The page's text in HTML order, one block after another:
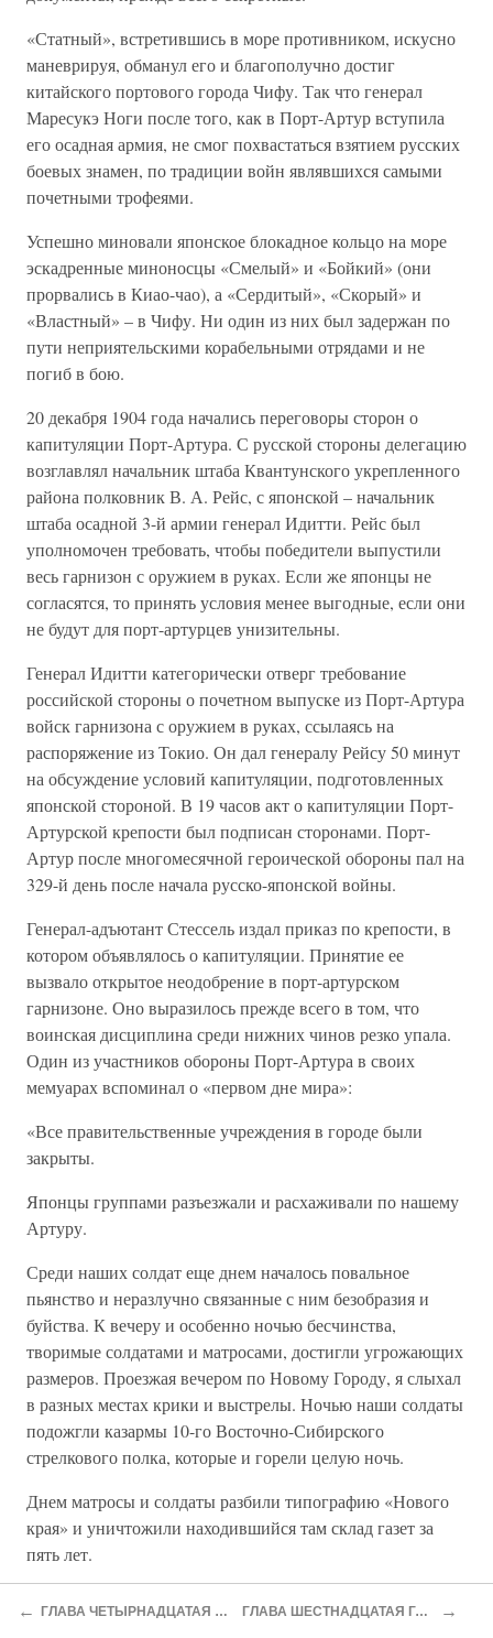
«Статный», встретившись в море противником, искусно
маневрируя, обманул его и благополучно достиг
китайского портового города Чифу. Так что генерал
Маресукэ Ноги после того, как в Порт-Артур вступила
его осадная армия, не смог похвастаться взятием русских
боевых знамен, по традиции войн являвшихся самыми
почетными трофеями.
Успешно миновали японское блокадное кольцо на море
эскадренные миноносцы «Смелый» и «Бойкий» (они
прорвались в Киао-чао), а «Сердитый», «Скорый» и
«Властный» – в Чифу. Ни один из них был задержан по
пути неприятельскими корабельными отрядами и не
погиб в бою.
20 декабря 1904 года начались переговоры сторон о
капитуляции Порт-Артура. С русской стороны делегацию
возглавлял начальник штаба Квантунского укрепленного
района полковник В. А. Рейс, с японской – начальник
штаба осадной 3-й армии генерал Идитти. Рейс был
уполномочен требовать, чтобы победители выпустили
весь гарнизон с оружием в руках. Если же японцы не
согласятся, то принять условия менее выгодные, если они
не будут для порт-артурцев унизительны.
Генерал Идитти категорически отверг требование
российской стороны о почетном выпуске из Порт-Артура
войск гарнизона с оружием в руках, ссылаясь на
распоряжение из Токио. Он дал генералу Рейсу 50 минут
на обсуждение условий капитуляции, подготовленных
японской стороной. В 19 часов акт о капитуляции Порт-
Артурской крепости был подписан сторонами. Порт-
Артур после многомесячной героической обороны пал на
329-й день после начала русско-японской войны.
Генерал-адъютант Стессель издал приказ по крепости, в
котором объявлялось о капитуляции. Принятие ее
вызвало открытое неодобрение в порт-артурском
гарнизоне. Оно выразилось прежде всего в том, что
воинская дисциплина среди нижних чинов резко упала.
Один из участников обороны Порт-Артура в своих
мемуарах вспоминал о «первом дне мира»:
«Все правительственные учреждения в городе были
закрыты.
Японцы группами разъезжали и расхаживали по нашему
Артуру.
Среди наших солдат еще днем началось повальное
пьянство и неразлучно связанные с ним безобразия и
буйства. К вечеру и особенно ночью бесчинства,
творимые солдатами и матросами, достигли угрожающих
размеров. Проезжая вечером по Новому Городу, я слыхал
в разных местах крики и выстрелы. Ночью наши солдаты
подожгли казармы 10-го Восточно-Сибирского
стрелкового полка, которые и горели целую ночь.
Днем матросы и солдаты разбили типографию «Нового
края» и уничтожили находившийся там склад газет за
пять лет.
Чурина. Материи рвались тут же на улице на куски…
← ГЛАВА ЧЕТЫРНАДЦАТАЯ ШТУРМ ЗА ШТУРМОМ. ПОРТ-АРТУРСКИЙ «МАЛАХОВ КУРГАН» ГЛАВА ШЕСТНАДЦАТАЯ ГАОЛЯНОВЫЕ ЗАРОСЛИ МАНЬЧЖУРИИ. ЛЯОЯНСКАЯ БАТАЛИЯ →